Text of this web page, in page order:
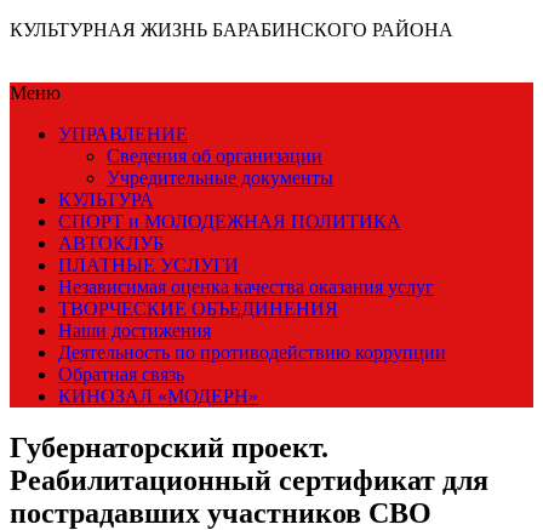
КУЛЬТУРНАЯ ЖИЗНЬ БАРАБИНСКОГО РАЙОНА
Меню
УПРАВЛЕНИЕ
Сведения об организации
Учредительные документы
КУЛЬТУРА
СПОРТ и МОЛОДЕЖНАЯ ПОЛИТИКА
АВТОКЛУБ
ПЛАТНЫЕ УСЛУГИ
Независимая оценка качества оказания услуг
ТВОРЧЕСКИЕ ОБЪЕДИНЕНИЯ
Наши достижения
Деятельность по противодействию коррупции
Обратная связь
КИНОЗАЛ «МОДЕРН»
Губернаторский проект.
Реабилитационный сертификат для
пострадавших участников СВО